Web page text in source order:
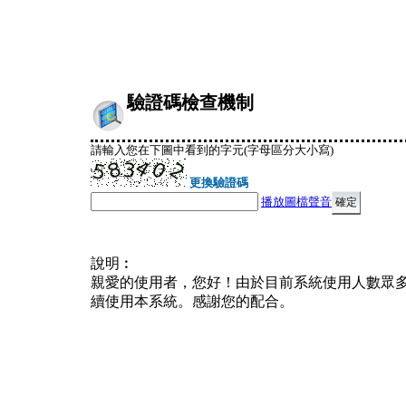
驗證碼檢查機制
請輸入您在下圖中看到的字元(字母區分大小寫)
更換驗證碼
播放圖檔聲音
說明︰
親愛的使用者，您好！由於目前系統使用人數眾
續使用本系統。感謝您的配合。